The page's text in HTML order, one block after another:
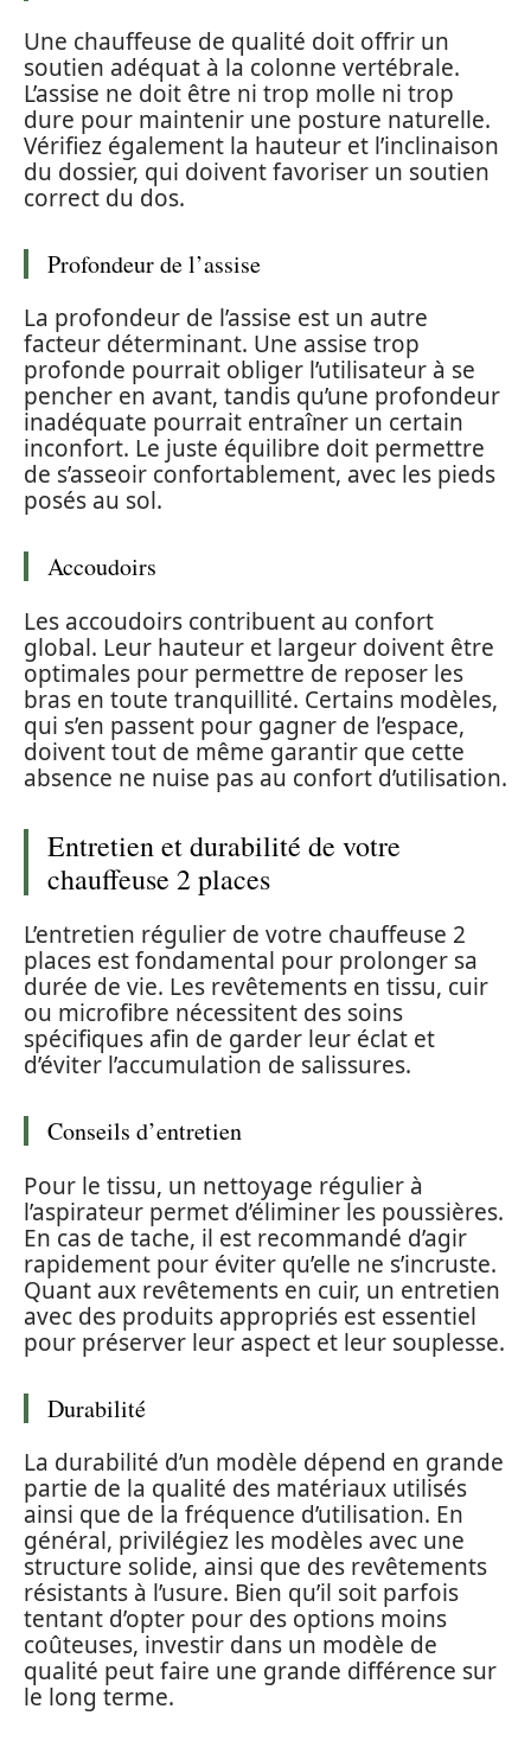
Une chauffeuse de qualité doit offrir un
soutien adéquat à la colonne vertébrale.
L’assise ne doit être ni trop molle ni trop
dure pour maintenir une posture naturelle.
Vérifiez également la hauteur et l’inclinaison
du dossier, qui doivent favoriser un soutien
correct du dos.
Profondeur de l’assise
La profondeur de l’assise est un autre
facteur déterminant. Une assise trop
profonde pourrait obliger l’utilisateur à se
pencher en avant, tandis qu’une profondeur
inadéquate pourrait entraîner un certain
inconfort. Le juste équilibre doit permettre
de s’asseoir confortablement, avec les pieds
posés au sol.
Accoudoirs
Les accoudoirs contribuent au confort
global. Leur hauteur et largeur doivent être
optimales pour permettre de reposer les
bras en toute tranquillité. Certains modèles,
qui s’en passent pour gagner de l’espace,
doivent tout de même garantir que cette
absence ne nuise pas au confort d’utilisation.
Entretien et durabilité de votre
chauffeuse 2 places
L’entretien régulier de votre chauffeuse 2
places est fondamental pour prolonger sa
durée de vie. Les revêtements en tissu, cuir
ou microfibre nécessitent des soins
spécifiques afin de garder leur éclat et
d’éviter l’accumulation de salissures.
Conseils d’entretien
Pour le tissu, un nettoyage régulier à
l’aspirateur permet d’éliminer les poussières.
En cas de tache, il est recommandé d’agir
rapidement pour éviter qu’elle ne s’incruste.
Quant aux revêtements en cuir, un entretien
avec des produits appropriés est essentiel
pour préserver leur aspect et leur souplesse.
Durabilité
La durabilité d’un modèle dépend en grande
partie de la qualité des matériaux utilisés
ainsi que de la fréquence d’utilisation. En
général, privilégiez les modèles avec une
structure solide, ainsi que des revêtements
résistants à l’usure. Bien qu’il soit parfois
tentant d’opter pour des options moins
coûteuses, investir dans un modèle de
qualité peut faire une grande différence sur
le long terme.